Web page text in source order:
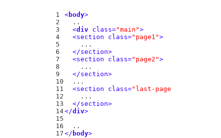
1
2
3
4
5
6
7
8
9
10
11
12
13
14
15
16
<body>
  ..
<div class="main">
<section class="page1">
    ...
</section>
<section class="page2">
    ...
</section>
  ...
<section class="last-page"
    ...
</section>
</div>
</ body>